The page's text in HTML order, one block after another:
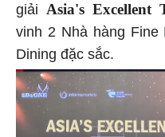
giải Asia's Excellent
vinh 2 Nhà hàng Fine
Dining đặc sắc.